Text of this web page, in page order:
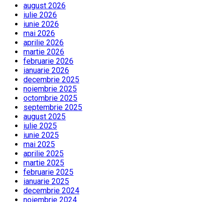
august 2026
iulie 2026
iunie 2026
mai 2026
aprilie 2026
martie 2026
februarie 2026
ianuarie 2026
decembrie 2025
noiembrie 2025
octombrie 2025
septembrie 2025
august 2025
iulie 2025
iunie 2025
mai 2025
aprilie 2025
martie 2025
februarie 2025
ianuarie 2025
decembrie 2024
noiembrie 2024